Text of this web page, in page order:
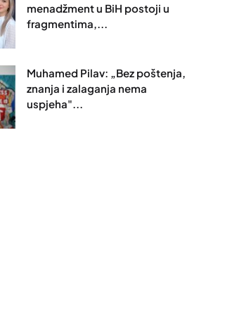
menadžment u BiH postoji u
fragmentima,...
Muhamed Pilav: „Bez poštenja,
znanja i zalaganja nema
uspjeha"...